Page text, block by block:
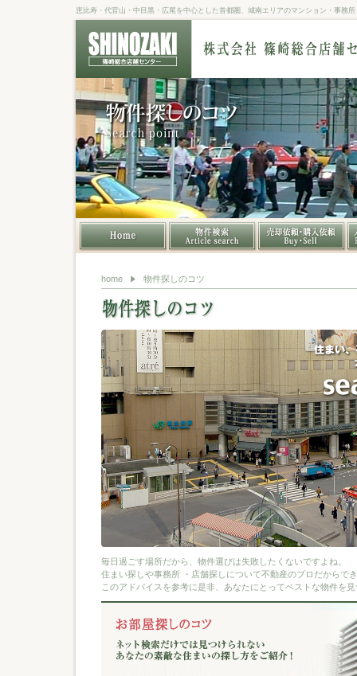
恵比寿・代官山・中目黒・広尾を中心とした首都圏、城南エリアのマンション・事務
ページ
ージ
ジ
ージ
home 物件探しのコツ
毎日過ごす場所だから、物件選びは失敗したくないですよね。
住まい探しや事務所 ・店舗探しについて不動産のプロだからで
このアドバイスを参考に是非、あなたにとってベストな物件を